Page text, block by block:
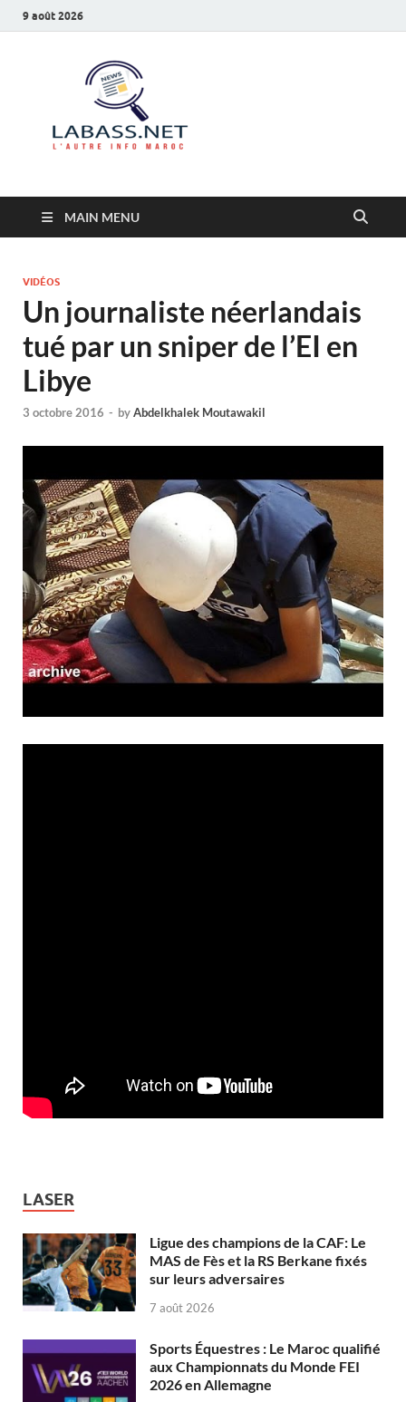
9 août 2026
MAIN MENU
VIDÉOS
Un journaliste néerlandais
tué par un sniper de l’EI en
Libye
3 octobre 2016 - byAbdelkhalek Moutawakil
LASER
Ligue des champions de la CAF: Le
MAS de Fès et la RS Berkane fixés
sur leurs adversaires
7 août 2026
Sports Équestres : Le Maroc qualifié
aux Championnats du Monde FEI
2026 en Allemagne